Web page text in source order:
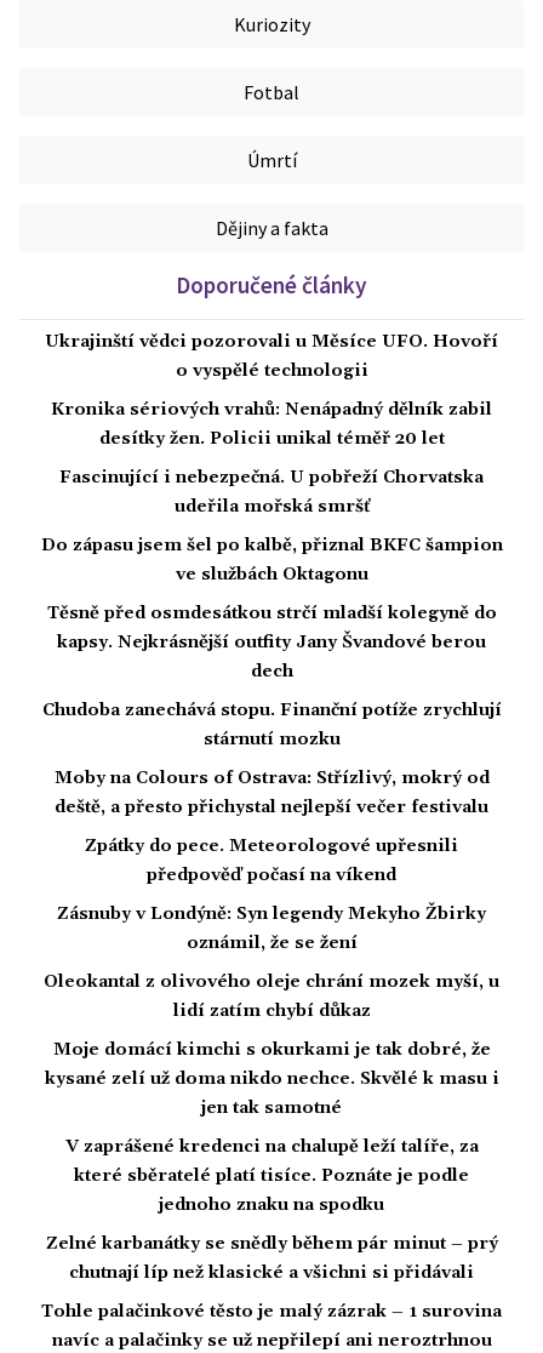
Kuriozity
Fotbal
Úmrtí
Dějiny a fakta
Doporučené články
Ukrajinští vědci pozorovali u Měsíce UFO. Hovoří
o vyspělé technologii
Kronika sériových vrahů: Nenápadný dělník zabil
desítky žen. Policii unikal téměř 20 let
Fascinující i nebezpečná. U pobřeží Chorvatska
udeřila mořská smršť
Do zápasu jsem šel po kalbě, přiznal BKFC šampion
ve službách Oktagonu
Těsně před osmdesátkou strčí mladší kolegyně do
kapsy. Nejkrásnější outfity Jany Švandové berou
dech
Chudoba zanechává stopu. Finanční potíže zrychlují
stárnutí mozku
Moby na Colours of Ostrava: Střízlivý, mokrý od
deště, a přesto přichystal nejlepší večer festivalu
Zpátky do pece. Meteorologové upřesnili
předpověď počasí na víkend
Zásnuby v Londýně: Syn legendy Mekyho Žbirky
oznámil, že se žení
Oleokantal z olivového oleje chrání mozek myší, u
lidí zatím chybí důkaz
Moje domácí kimchi s okurkami je tak dobré, že
kysané zelí už doma nikdo nechce. Skvělé k masu i
jen tak samotné
V zaprášené kredenci na chalupě leží talíře, za
které sběratelé platí tisíce. Poznáte je podle
jednoho znaku na spodku
Zelné karbanátky se snědly během pár minut – prý
chutnají líp než klasické a všichni si přidávali
Tohle palačinkové těsto je malý zázrak – 1 surovina
navíc a palačinky se už nepřilepí ani neroztrhnou